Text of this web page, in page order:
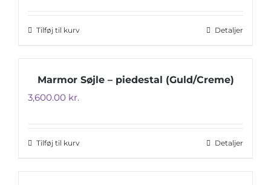
Tilføj til kurv Detaljer
Marmor Søjle – piedestal (Guld/Creme)
3,600.00 kr.
Tilføj til kurv Detaljer